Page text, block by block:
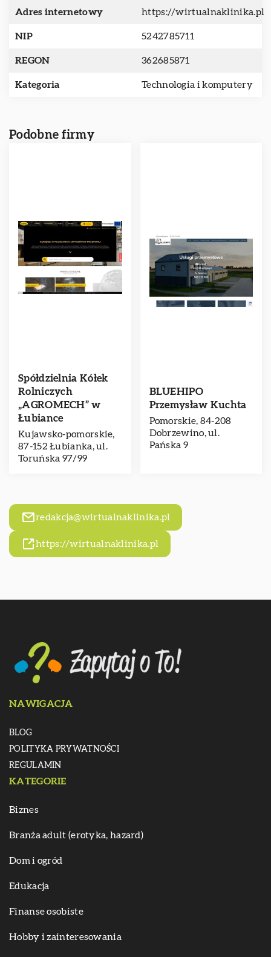
Adres internetowy https://wirtualnaklinika.pl
NIP 5242785711
REGON 362685871
Kategoria Technologia i komputery
Podobne firmy
Spółdzielnia Kółek
Rolniczych
„AGROMECH” w
Łubiance
Kujawsko-pomorskie,
87-152 Łubianka, ul.
Toruńska 97/99
BLUEHIPO
Przemysław Kuchta
Pomorskie, 84-208
Dobrzewino, ul.
Pańska 9
redakcja@wirtualnaklinika.pl
https://wirtualnaklinika.pl
NAWIGACJA
BLOG
POLITYKA PRYWATNOŚCI
REGULAMIN
KATEGORIE
Biznes
Branża adult (erotyka, hazard)
Dom i ogród
Edukacja
Finanse osobiste
Hobby i zainteresowania